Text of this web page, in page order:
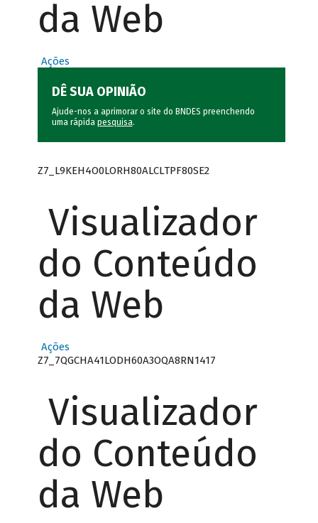
da Web
Ações
DÊ SUA OPINIÃO
Ajude-nos a aprimorar o site do BNDES preenchendo
uma rápida pesquisa.
Z7_L9KEH4O0LORH80ALCLTPF80SE2
Visualizador
do Conteúdo
da Web
Ações
Z7_7QGCHA41LODH60A3OQA8RN1417
Visualizador
do Conteúdo
da Web